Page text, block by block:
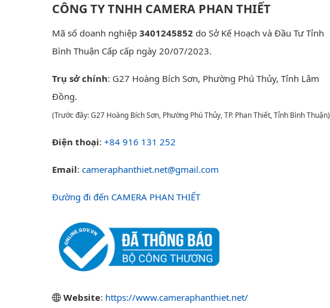
CÔNG TY TNHH CAMERA PHAN THIẾT
Mã số doanh nghiệp 3401245852 do Sở Kế Hoạch và Đầu Tư Tỉnh
Bình Thuận Cấp cấp ngày 20/07/2023.
Trụ sở chính: G27 Hoàng Bích Sơn, Phường Phú Thủy, Tỉnh Lâm
Đồng.
(Trước đây: G27 Hoàng Bích Sơn, Phường Phú Thủy, TP. Phan Thiết, Tỉnh Bình Thuận)
Điện thoại: +84 916 131 252
Email: cameraphanthiet.net@gmail.com
Đường đi đến CAMERA PHAN THIẾT
Website: https://www.cameraphanthiet.net/